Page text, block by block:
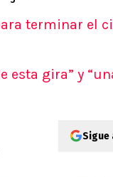
terminar el
esta gira” y
Sigue